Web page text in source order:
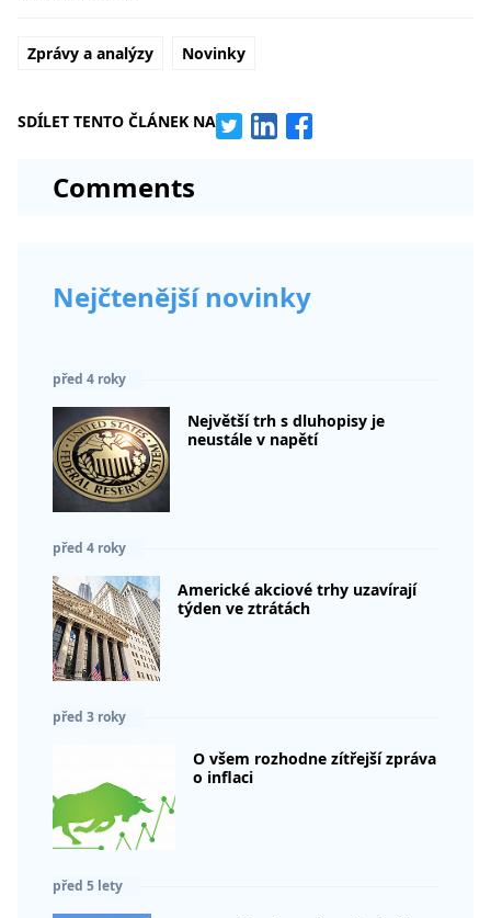
Zprávy a analýzy Novinky
SDÍLET TENTO ČLÁNEK NA
Comments
Nejčtenější novinky
před 4 roky
Největší trh s dluhopisy je
neustále v napětí
před 4 roky
Americké akciové trhy uzavírají
týden ve ztrátách
před 3 roky
O všem rozhodne zítřejší zpráva
o inflaci
před 5 lety